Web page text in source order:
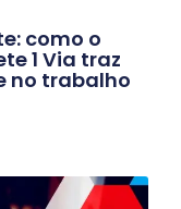
como o
1 Via traz
no trabalho